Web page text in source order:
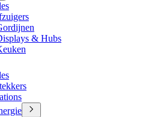
& Hubs